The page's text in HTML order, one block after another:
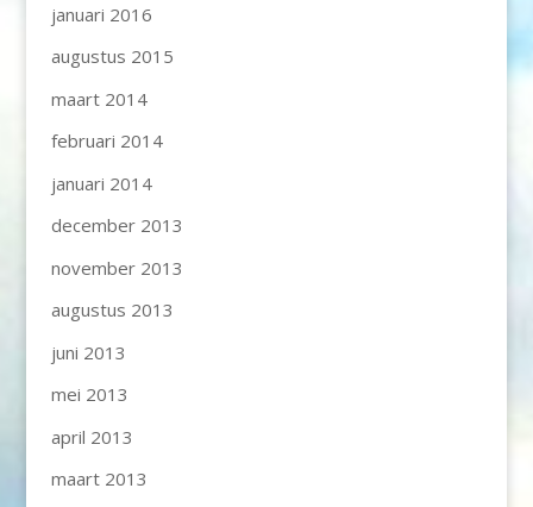
januari 2016
augustus 2015
maart 2014
februari 2014
januari 2014
december 2013
november 2013
augustus 2013
juni 2013
mei 2013
april 2013
maart 2013